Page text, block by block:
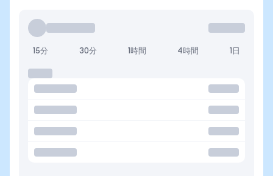
15分 30分 1時間 4時間 1日